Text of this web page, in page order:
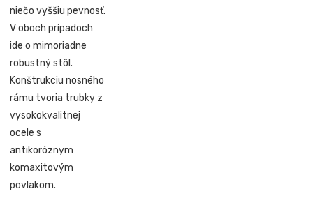
niečo vyššiu pevnosť.
V oboch prípadoch
ide o mimoriadne
robustný stôl.
Konštrukciu nosného
rámu tvoria trubky z
vysokokvalitnej
ocele s
antikoróznym
komaxitovým
povlakom.